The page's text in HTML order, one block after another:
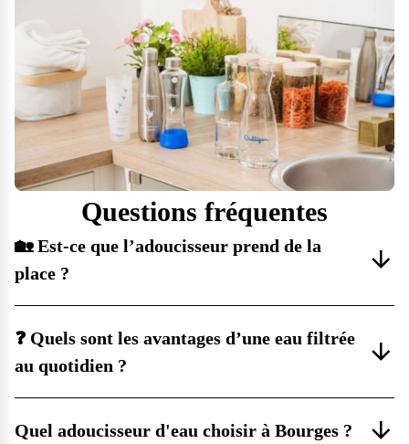
Questions fréquentes
🏡 Est-ce que l’adoucisseur prend de la
place ?
❓ Quels sont les avantages d’une eau filtrée
au quotidien ?
Quel adoucisseur d'eau choisir à Bourges ?